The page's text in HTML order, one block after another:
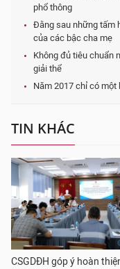
phổ thông
Đằng sau những tấm
của các bậc cha mẹ
Không đủ tiêu chuẩn
giải thể
Năm 2017 chỉ có
TIN KHÁC
CSGDĐH góp ý hoàn